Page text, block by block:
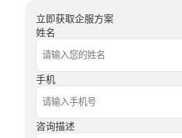
立即获取企服方案
姓名
手机
咨询描述